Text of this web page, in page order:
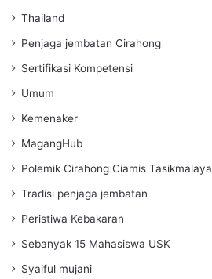
Thailand
Penjaga jembatan Cirahong
Sertifikasi Kompetensi
Umum
Kemenaker
MagangHub
Polemik Cirahong Ciamis Tasikmalaya
Tradisi penjaga jembatan
Peristiwa Kebakaran
Sebanyak 15 Mahasiswa USK
Syaiful mujani